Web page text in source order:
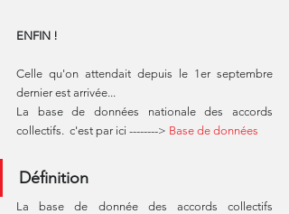
ENFIN !
Celle qu'on attendait depuis le 1er septembre
dernier est arrivée...
La base de données nationale des accords
collectifs.  c'est par ici --------> Base de données
Définition
La base de donnée des accords collectifs